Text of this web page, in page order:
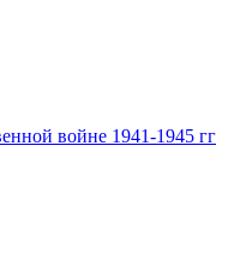
войне 1941-1945 гг